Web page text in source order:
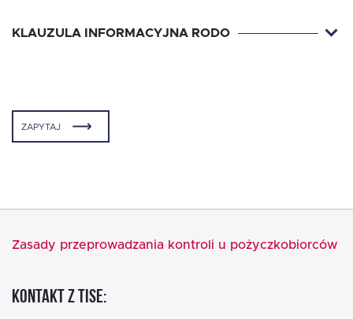
KLAUZULA INFORMACYJNA RODO
ZAPYTAJ
Zasady przeprowadzania kontroli u pożyczkobiorców
KONTAKT Z TISE: